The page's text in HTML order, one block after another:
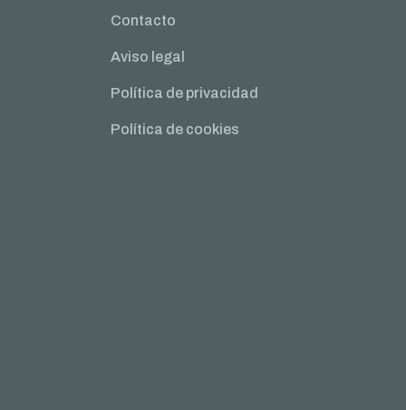
Contacto
Aviso legal
Política de privacidad
Política de cookies